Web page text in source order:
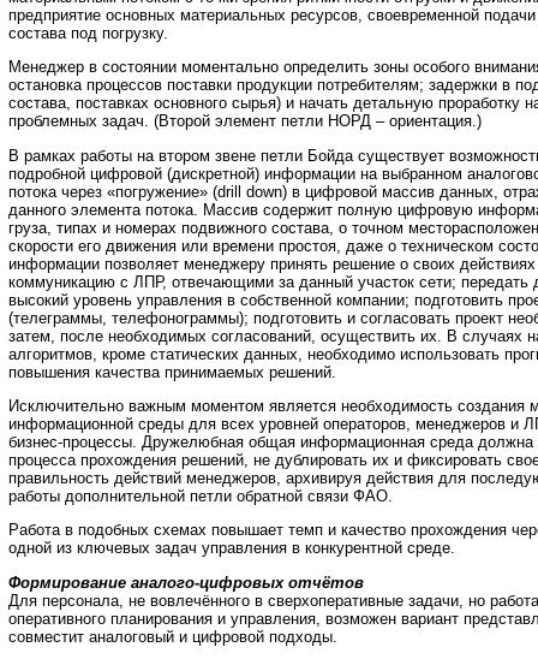
предприятие основных материальных ресурсов, своевременной
состава под погрузку.
Менеджер в состоянии моментально определить зоны особого
остановка процессов поставки продукции потребителям; задержки в
состава, поставках основного сырья) и начать детальную проработку
проблемных задач. (Второй элемент петли НОРД – ориентация.)
В рамках работы на втором звене петли Бойда существует
подробной цифровой (дискретной) информации на выбранном
потока через «погружение» (drill down) в цифровой массив данных,
данного элемента потока. Массив содержит полную цифровую
груза, типах и номерах подвижного состава, о точном
скорости его движения или времени простоя, даже о техническом
информации позволяет менеджеру принять решение о своих
коммуникацию с ЛПР, отвечающими за данный участок сети; передать
высокий уровень управления в собственной компании; подготовить
(телеграммы, телефонограммы); подготовить и согласовать проект
затем, после необходимых согласований, осуществить их. В случаях
алгоритмов, кроме статических данных, необходимо использовать
повышения качества принимаемых решений.
Исключительно важным моментом является необходимость создания
информационной среды для всех уровней операторов, менеджеров и
бизнес-процессы. Дружелюбная общая информационная среда должна
процесса прохождения решений, не дублировать их и фиксировать
правильность действий менеджеров, архивируя действия для
работы дополнительной петли обратной связи ФАО.
Работа в подобных схемах повышает темп и качество прохождения
одной из ключевых задач управления в конкурентной среде.
Формирование аналого-цифровых отчётов
Для персонала, не вовлечённого в сверхоперативные задачи, но
оперативного планирования и управления, возможен вариант
совместит аналоговый и цифровой подходы.